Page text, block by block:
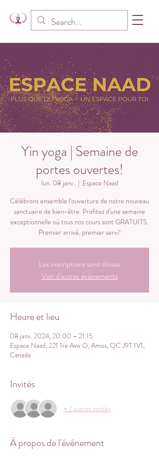
Yin yoga | Semaine de
portes ouvertes!
lun. 08 janv.
  |
Espace Naad
Célébrons ensemble l'ouverture de notre nouveau
sanctuaire de bien-être. Profitez d'une semaine
exceptionnelle où tous nos cours sont GRATUITS.
Premier arrivé, premier servi!
Les inscriptions sont closes
Voir d'autres événements
Heure et lieu
08 janv. 2024, 20:00 – 21:15
Espace Naad, 221 1re Ave O, Amos, QC J9T 1V1,
Canada
Invités
+ 2 autres invités
À propos de l'événement